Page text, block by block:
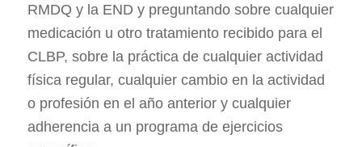
RMDQ y la END y preguntando sobre cualquier
medicación u otro tratamiento recibido para el
CLBP, sobre la práctica de cualquier actividad
física regular, cualquier cambio en la actividad
o profesión en el año anterior y cualquier
adherencia a un programa de ejercicios